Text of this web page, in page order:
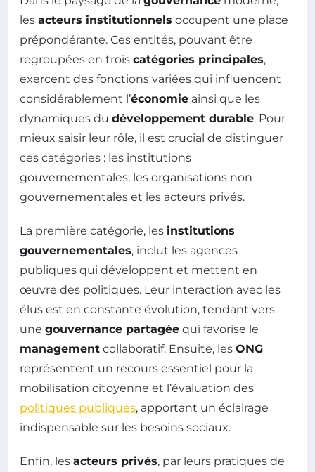
les acteurs institutionnels occupent une place
prépondérante. Ces entités, pouvant être
regroupées en trois catégories principales,
exercent des fonctions variées qui influencent
considérablement l’économie ainsi que les
dynamiques du développement durable. Pour
mieux saisir leur rôle, il est crucial de distinguer
ces catégories : les institutions
gouvernementales, les organisations non
gouvernementales et les acteurs privés.
La première catégorie, les institutions
gouvernementales, inclut les agences
publiques qui développent et mettent en
œuvre des politiques. Leur interaction avec les
élus est en constante évolution, tendant vers
une gouvernance partagée qui favorise le
management collaboratif. Ensuite, les ONG
représentent un recours essentiel pour la
mobilisation citoyenne et l’évaluation des
politiques publiques, apportant un éclairage
indispensable sur les besoins sociaux.
Enfin, les acteurs privés, par leurs pratiques de